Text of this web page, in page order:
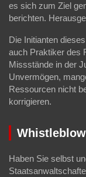
es sich zum Ziel
berichten.
Die Initianten
auch Praktiker des
Missstände in der
Unvermögen,
Ressourcen nicht
korrigieren.
Haben Sie selbst